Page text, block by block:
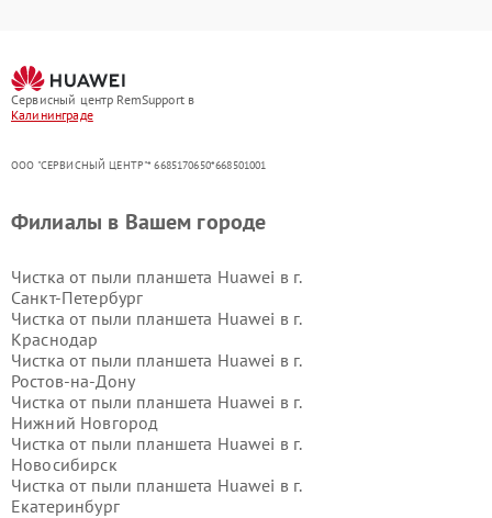
Сервисный центр RemSupport в
Калининграде
ООО "СЕРВИСНЫЙ ЦЕНТР"* 6685170650*668501001
Филиалы в Вашем городе
Чистка от пыли планшета Huawei в г.
Санкт-Петербург
Чистка от пыли планшета Huawei в г.
Краснодар
Чистка от пыли планшета Huawei в г.
Ростов-на-Дону
Чистка от пыли планшета Huawei в г.
Нижний Новгород
Чистка от пыли планшета Huawei в г.
Новосибирск
Чистка от пыли планшета Huawei в г.
Екатеринбург